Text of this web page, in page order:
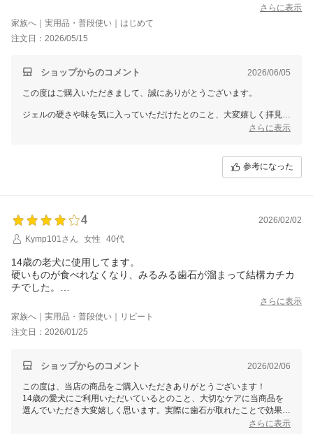
さらに表示
家族へ｜実用品・普段使い｜はじめて
注文日：2026/05/15
ショップからのコメント 2026/06/05
この度はご購入いただきまして、誠にありがとうございます。
ジェルの硬さや味を気に入っていただけたとのこと、大変嬉しく拝見い
毎日のケアにこれからも優しく寄り添う商品であり続けられれば幸いで
ッフ一同努めてまいります。
今後とも変わらぬお引き立てを賜りますよう、よろしくお願い申し上げ
ます。
さらに表示
参考になった
4
2026/02/02
Kymp101さん
女性 40代
14歳の老犬に使用してます。
硬いものが食べれなくなり、みるみる歯石が溜まって結構カチカ
チでした。
1本目使用中に片側の犬歯の歯石がポロっと取れて、2本目使用中
にもう片側も取れました！
今回3本目です。継続して使いたいと思います。
さらに表示
家族へ｜実用品・普段使い｜リピート
注文日：2026/01/25
ショップからのコメント 2026/02/06
この度は、当店の商品をご購入いただきありがとうございます！
14歳の愛犬にご利用いただいているとのこと、大切なケアに当商品を
選んでいただき大変嬉しく思います。実際に歯石が取れたことで効果を
実感していただけて何よりです。継続してご使用いただいているとのこ
さらに表示